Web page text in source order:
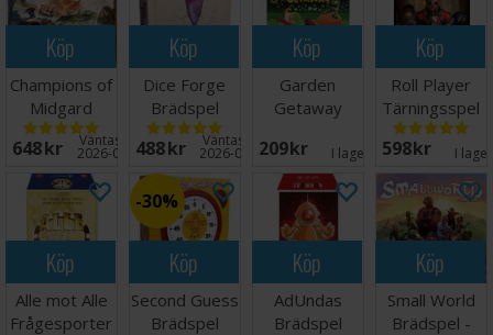
Köp
Champions of
Midgard
Brädspel
648 SEK Väntas in:
2026-09-30
Köp
Dice Forge
Brädspel
488 SEK Väntas in:
2026-09-30
Köp
Garden
Getaway
209 SEK I lager: 2
Köp
Roll Player
Tärningsspel
598 SEK I
Köp
Alle mot Alle
Frågesporter
Köp
30%
Second Guess
Brädspel
Köp
AdUndas
Brädspel
Köp
Small World
Brädspel -